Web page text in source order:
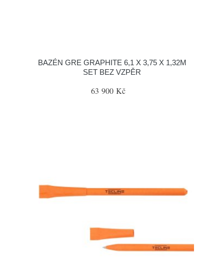
BAZÉN GRE GRAPHITE 6,1 X 3,75 X 1,32M
SET BEZ VZPĚR
63 900 Kč